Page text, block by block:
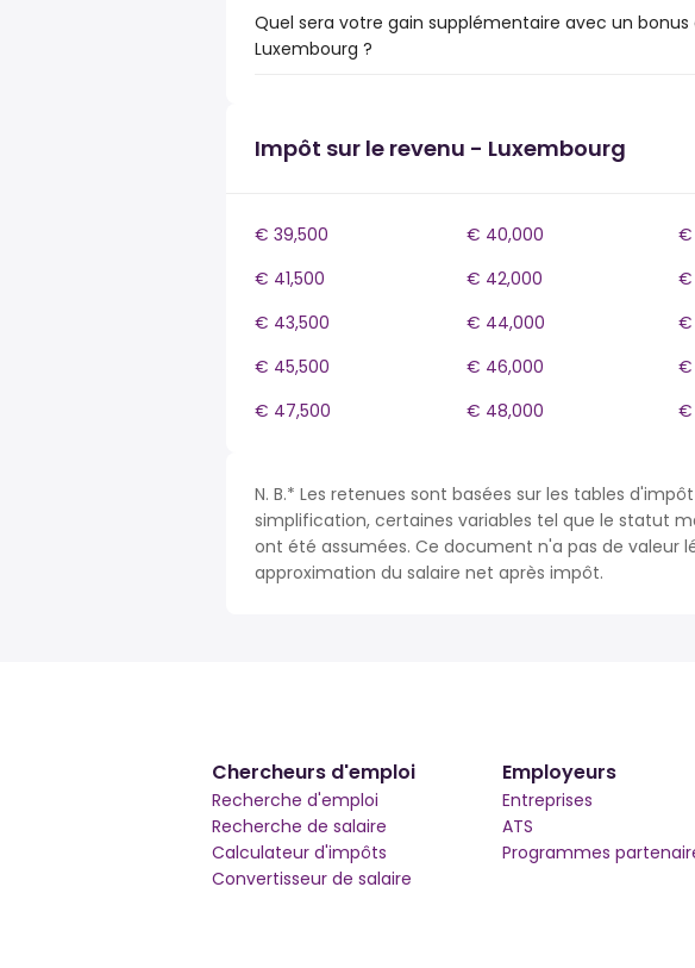
Quel sera votre gain supplémentaire avec un
Luxembourg ?
Impôt sur le revenu - Luxembourg
€ 39,500 € 40,000 €
€ 41,500
€ 42,000 €
€ 43,500
€ 44,000 €
€ 45,500
€ 46,000 €
€ 47,500
€ 48,000 €
N. B.* Les retenues sont basées sur les tables
simplification, certaines variables tel que le statut
ont été assumées. Ce document n'a pas de valeur
approximation du salaire net après impôt.
Chercheurs d'emploi
Recherche d'emploi
Recherche de salaire
Calculateur d'impôts
Convertisseur de salaire
Employeurs
Entreprises
ATS
Programmes